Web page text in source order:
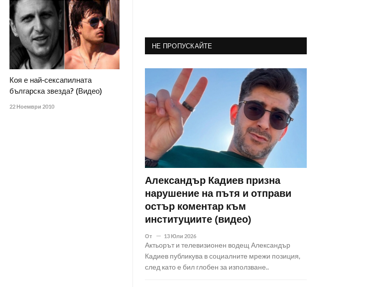
Коя е най-сексапилната
българска звезда? (Видео)
22 Ноември 2010
НЕ ПРОПУСКАЙТЕ
Александър Кадиев призна
нарушение на пътя и отправи
остър коментар към
институциите (видео)
От 13 Юли 2026
Актьорът и телевизионен водещ Александър
Кадиев публикува в социалните мрежи позиция,
след като е бил глобен за използване..